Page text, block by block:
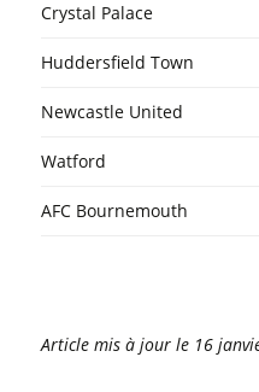
Crystal Palace
Huddersfield Town
Newcastle United
Watford
AFC Bournemouth
Article mis à jour le 16